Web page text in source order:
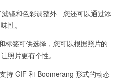
和色彩调整外，您还可以通过添
性。
签可供选择，您可以根据照片的
照片更有个性。
GIF 和 Boomerang 形式的动态